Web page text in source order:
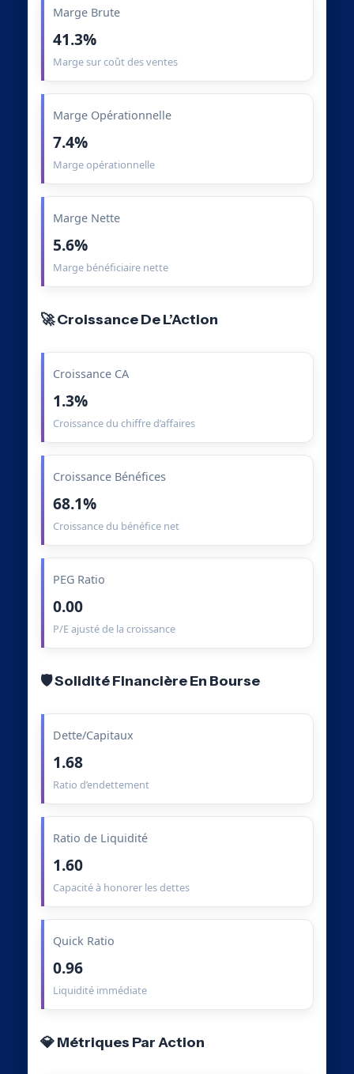
Marge Brute
41.3%
Marge sur coût des ventes
Marge Opérationnelle
7.4%
Marge opérationnelle
Marge Nette
5.6%
Marge bénéficiaire nette
🚀 Croissance De L’Action
Croissance CA
1.3%
Croissance du chiffre d’affaires
Croissance Bénéfices
68.1%
Croissance du bénéfice net
PEG Ratio
0.00
P/E ajusté de la croissance
🛡️ Solidité Financière En Bourse
Dette/Capitaux
1.68
Ratio d’endettement
Ratio de Liquidité
1.60
Capacité à honorer les dettes
Quick Ratio
0.96
Liquidité immédiate
💎 Métriques Par Action